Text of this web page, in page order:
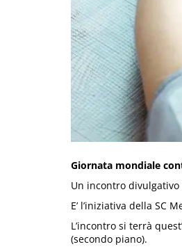
Giornata mondiale
Un incontro
E’ l’iniziativa della SC
L’incontro si terrà
(secondo piano).